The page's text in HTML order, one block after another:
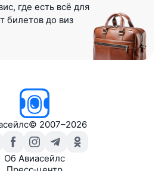
где есть всё для
билетов до виз
© 2007–2026
Об Авиасейлс